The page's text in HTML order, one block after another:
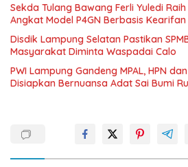
Sekda Tulang Bawang Ferli Yuledi
Angkat Model P4GN Berbasis
Disdik Lampung Selatan Pastikan
Masyarakat Diminta Waspadai Calo
PWI Lampung Gandeng MPAL, HPN
Disiapkan Bernuansa Adat Sai Bumi